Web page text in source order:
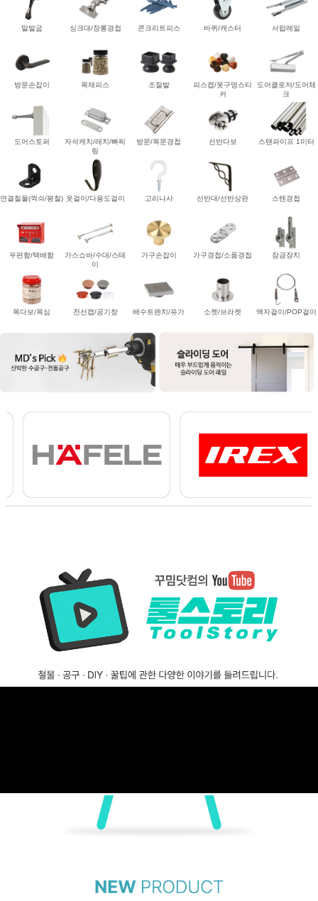
말발굽 싱크대/장롱경첩 콘크리트피스 바퀴/캐스터 서랍레일
방문손잡이 목재피스 조절발
피스캡/못구멍스티
커
도어클로저/도어체
크
도어스토퍼
자석캐치/래치/빠찌
링
방문/목문경첩 선반다보 스탠파이프 1미터
연결철물(꺽쇠/평철) 옷걸이/다용도걸이 고리나사 선반대/선반상판 스텐경첩
우편함/택배함
가스쇼바/수대/스테
이
가구손잡이 가구경첩/소품경첩 잠금장치
목다보/목심 전선캡/공기창 배수트렌치/유가 소켓/브라켓 액자걸이/POP걸이